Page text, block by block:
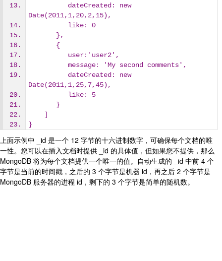
Date(2011,1,20,2,15),
          like: 0
       },
       {
          user:'user2',
          message: 'My second comments',
Date(2011,1,25,7,45),
          like: 5
       }
    ]
}
上面示例中 _id 是一个 12 字节的十六进制数字，可确保每个文档的唯
一性。您可以在插入文档时提供 _id 的具体值，但如果您不提供，那么
MongoDB 将为每个文档提供一个唯一的值。自动生成的 _id 中前 4 个
字节是当前的时间戳，之后的 3 个字节是机器 id，再之后 2 个字节是
MongoDB 服务器的进程 id，剩下的 3 个字节是简单的随机数。